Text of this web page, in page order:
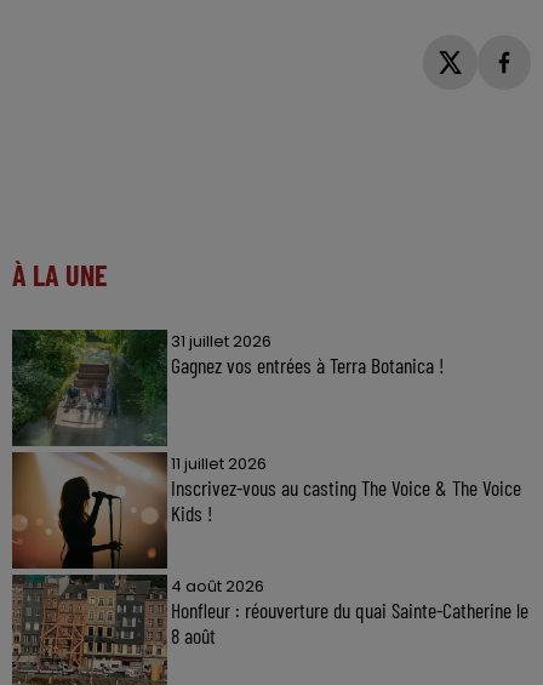
À LA UNE
31 juillet 2026
Gagnez vos entrées à Terra Botanica !
11 juillet 2026
Inscrivez-vous au casting The Voice & The Voice
Kids !
4 août 2026
Honfleur : réouverture du quai Sainte-Catherine le
8 août